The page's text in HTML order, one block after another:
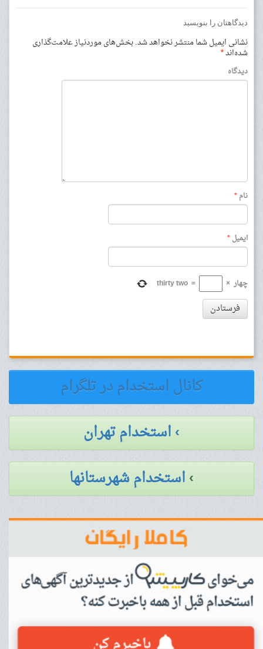
دیدگاهتان را بنویسید
نشانی ایمیل شما منتشر نخواهد شد.بخش‌های موردنیاز علامت‌گذاری
شده‌اند*
دیدگاه
نام*
ایمیل*
چهار ×
=
thirty two
فرستادن
کانال استخدام در تلگرام
› استخدام تهران
›استخدام شهرستانها